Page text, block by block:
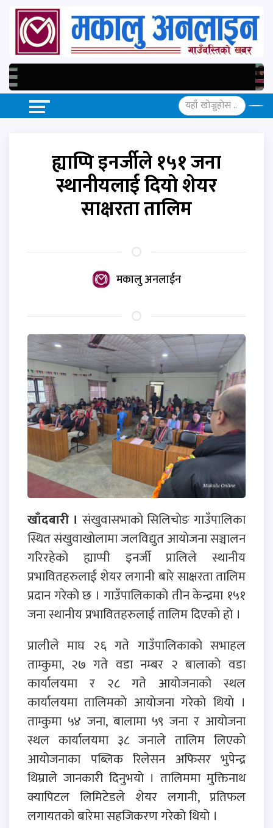
ह्याप्पि इनर्जीले १५१ जना
स्थानीयलाई दियाे शेयर
साक्षरता तालिम
मकालु अनलाईन
खाँदबारी । संखुवासभाकाे सिलिचाेङ गाउँपालिका
स्थित संखुवाखाेलामा जलविद्युत आयाेजना सञ्चालन
गरिरहेकाे ह्याप्पी इनर्जी प्रालिले स्थानीय
प्रभावितहरुलाई शेयर लगानी बारे साक्षरता तालिम
प्रदान गरेकाे छ । गाउँपालिकाकाे तीन केन्द्रमा १५१
जना स्थानीय प्रभावितहरुलाई तालिम दिएकाे हाे ।
प्रालीले माघ २६ गते गाउँपालिकाकाे सभाहल
ताम्कुमा, २७ गते वडा नम्बर २ बालाकाे वडा
कार्यालयमा र २८ गते आयाेजनाकाे स्थल
कार्यालयमा तालिमकाे आयाेजना गरेकाे थियाे ।
ताम्कुमा ५४ जना, बालामा ५९ जना र आयाेजना
स्थल कार्यालयमा ३८ जनाले तालिम लिएकाे
आयाेजनाका पब्लिक रिलेसन अफिसर भुपेन्द्र
थिम्राले जानकारी दिनुभयाे । तालिममा मुक्तिनाथ
क्यापिटल लिमिटेडले शेयर लगानी, प्रतिफल
लगायतकाे बारेमा सहजिकरण गरेकाे थियाे ।